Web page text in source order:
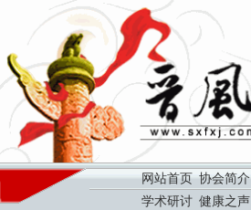
网站首页 协会简介
学术研讨 健康之声